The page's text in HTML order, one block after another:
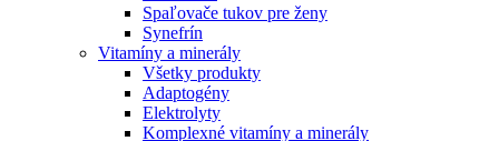
Spaľovače tukov pre ženy
Synefrín
Vitamíny a minerály
Všetky produkty
Adaptogény
Elektrolyty
Komplexné vitamíny a minerály